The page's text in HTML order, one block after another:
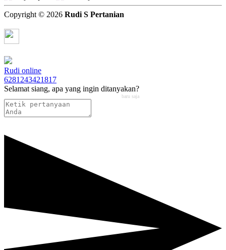
Copyright © 2026 Rudi S Pertanian
Rudi online
6281243421817
Selamat siang, apa yang ingin ditanyakan?
baru saja